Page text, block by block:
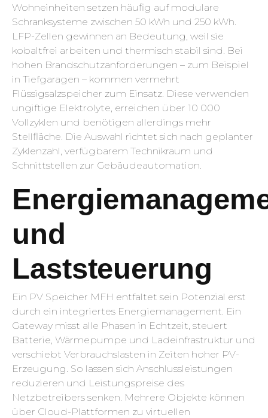
Wohneinheiten setzen häufig auf modulare
Schranksysteme zwischen 50 kWh und 250 kWh.
LFP-Zellen gewinnen an Bedeutung, weil sie
kobaltfrei arbeiten und thermisch stabil sind. Bei
hohen Brandschutzanforderungen – zum Beispiel
in Tiefgaragen – kommen vermehrt
Flüssigsalzspeicher zum Einsatz. Diese verwenden
ungiftige Elektrolyte, erreichen über 10 000
Vollzyklen und benötigen allerdings mehr
Stellfläche. Die Auswahl richtet sich nach geplanter
Zyklenzahl, verfügbarem Technikraum und
Schnittstellen zur Gebäudeautomation.
und
Laststeuerung
Ein PV Speicher MFH entfaltet sein Potenzial erst
durch ein integriertes Energiemanagement. Ein
Gateway misst alle Phasen in Echtzeit, steuert
Batterie, Wärmepumpe und Ladeinfrastruktur und
verschiebt Verbrauchslasten in Zeiten hoher PV-
Erzeugung. So lassen sich Anschlussleistungen
reduzieren und Leistungspreise des
Netzbetreibers senken. Mehrere Objekte können
über Cloud-Plattformen zu virtuellen